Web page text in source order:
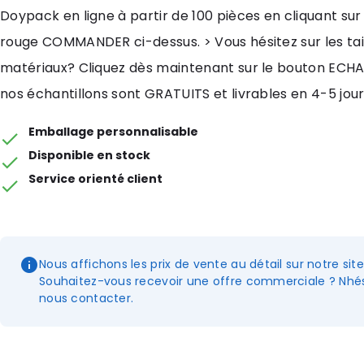
Doypack en ligne à partir de 100 pièces en cliquant
rouge COMMANDER ci-dessus. > Vous hésitez sur les
matériaux? Cliquez dès maintenant sur le bouton
nos échantillons sont GRATUITS et livrables en 4-5
Emballage personnalisable
Disponible en stock
Service orienté client
Nous affichons les prix de vente au détail sur notre
Souhaitez-vous recevoir une offre commerciale ?
nous contacter.